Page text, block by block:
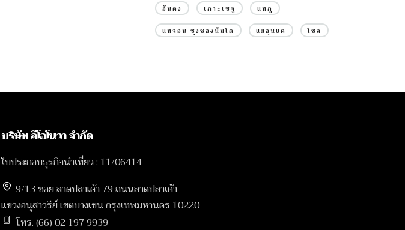
อันดง เกาะเชจู แทกู
แทจอน ชุงชองนัมโด แฮอุนแด โซล
บริษัท ลีโอโนวา จำกัด
ใบประกอบธุรกิจนำเที่ยว : 11/06414
9/13 ซอย ลาดปลาเค้า 79 ถนนลาดปลาเค้า
แขวงอนุสาวรีย์ เขตบางเขน กรุงเทพมหานคร 10220
โทร. (66) 02 197 9939